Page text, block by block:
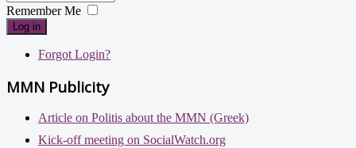
Remember Me
Log in
Forgot Login?
MMN Publicity
Article on Politis about the MMN (Greek)
Kick-off meeting on SocialWatch.org